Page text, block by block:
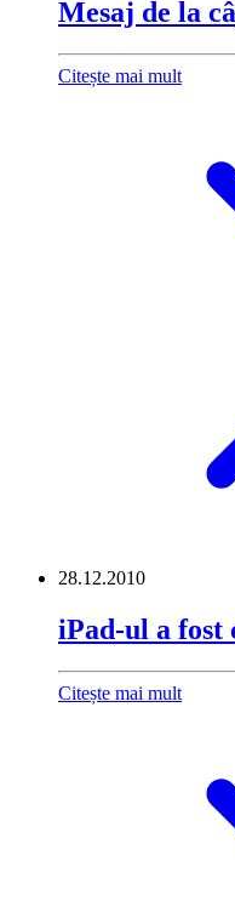
Mesaj de la
Citește mai mult
28.12.2010
iPad-ul a fost
Citește mai mult